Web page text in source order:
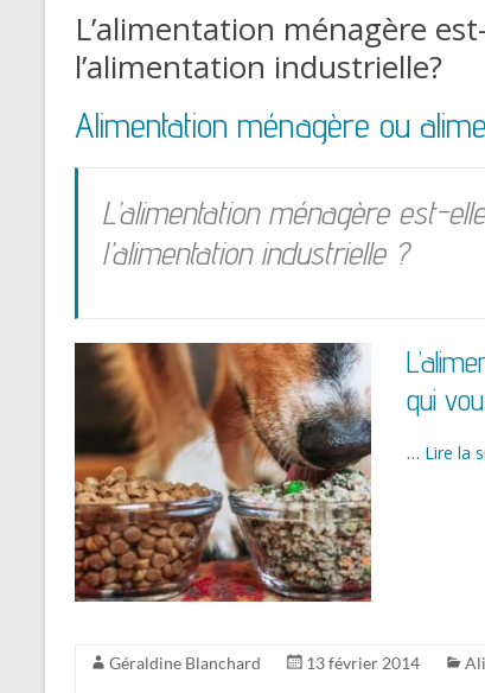
L’alimentation ménagère
l’alimentation industrielle?
Alimentation ménagère ou
L’alimentation ménagère est-
l’alimentation industrielle ?
qui
… Lire la
Géraldine Blanchard 13 février 2014